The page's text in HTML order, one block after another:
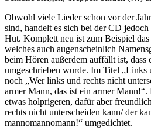
Obwohl viele Lieder schon vor der
sind, handelt es sich bei der CD
Hut. Komplett neu ist zum Beispiel
welches auch augenscheinlich
beim Hören außerdem auffällt ist, dass
umgeschrieben wurde. Im Titel „Links
noch „Wer links und rechts nicht
armer Mann, das ist ein armer
etwas holprigeren, dafür aber
rechts nicht unterscheiden kann/ der
mannomannomann!“ umgedichtet.